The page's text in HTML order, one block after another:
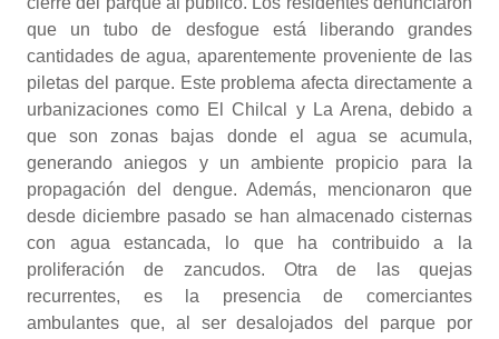
que un tubo de desfogue está liberando grandes
cantidades de agua, aparentemente proveniente de las
piletas del parque. Este problema afecta directamente a
urbanizaciones como El Chilcal y La Arena, debido a
que son zonas bajas donde el agua se acumula,
generando aniegos y un ambiente propicio para la
propagación del dengue. Además, mencionaron que
desde diciembre pasado se han almacenado cisternas
con agua estancada, lo que ha contribuido a la
proliferación de zancudos. Otra de las quejas
recurrentes, es la presencia de comerciantes
ambulantes que, al ser desalojados del parque por